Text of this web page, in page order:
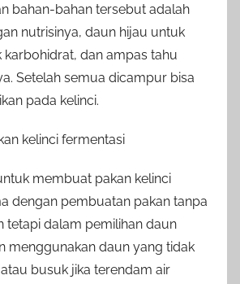
bahan-bahan tersebut adalah
nutrisinya, daun hijau untuk
karbohidrat, dan ampas tahu
Setelah semua dicampur bisa
pada kelinci.
kelinci fermentasi
membuat pakan kelinci
dengan pembuatan pakan tanpa
tetapi dalam pemilihan daun
menggunakan daun yang tidak
busuk jika terendam air